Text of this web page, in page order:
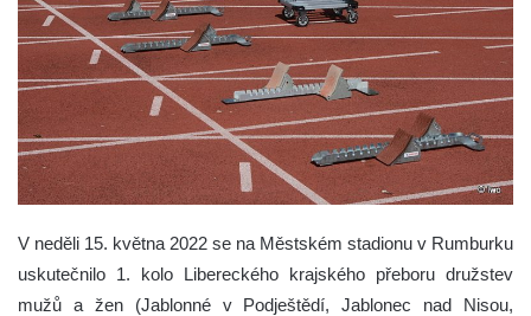
V neděli 15. května 2022 se na Městském stadionu v Rumburku
uskutečnilo 1. kolo Libereckého krajského přeboru družstev
mužů a žen (Jablonné v Podještědí, Jablonec nad Nisou,